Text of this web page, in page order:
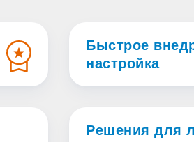
Быстрое
настройка
Решения для